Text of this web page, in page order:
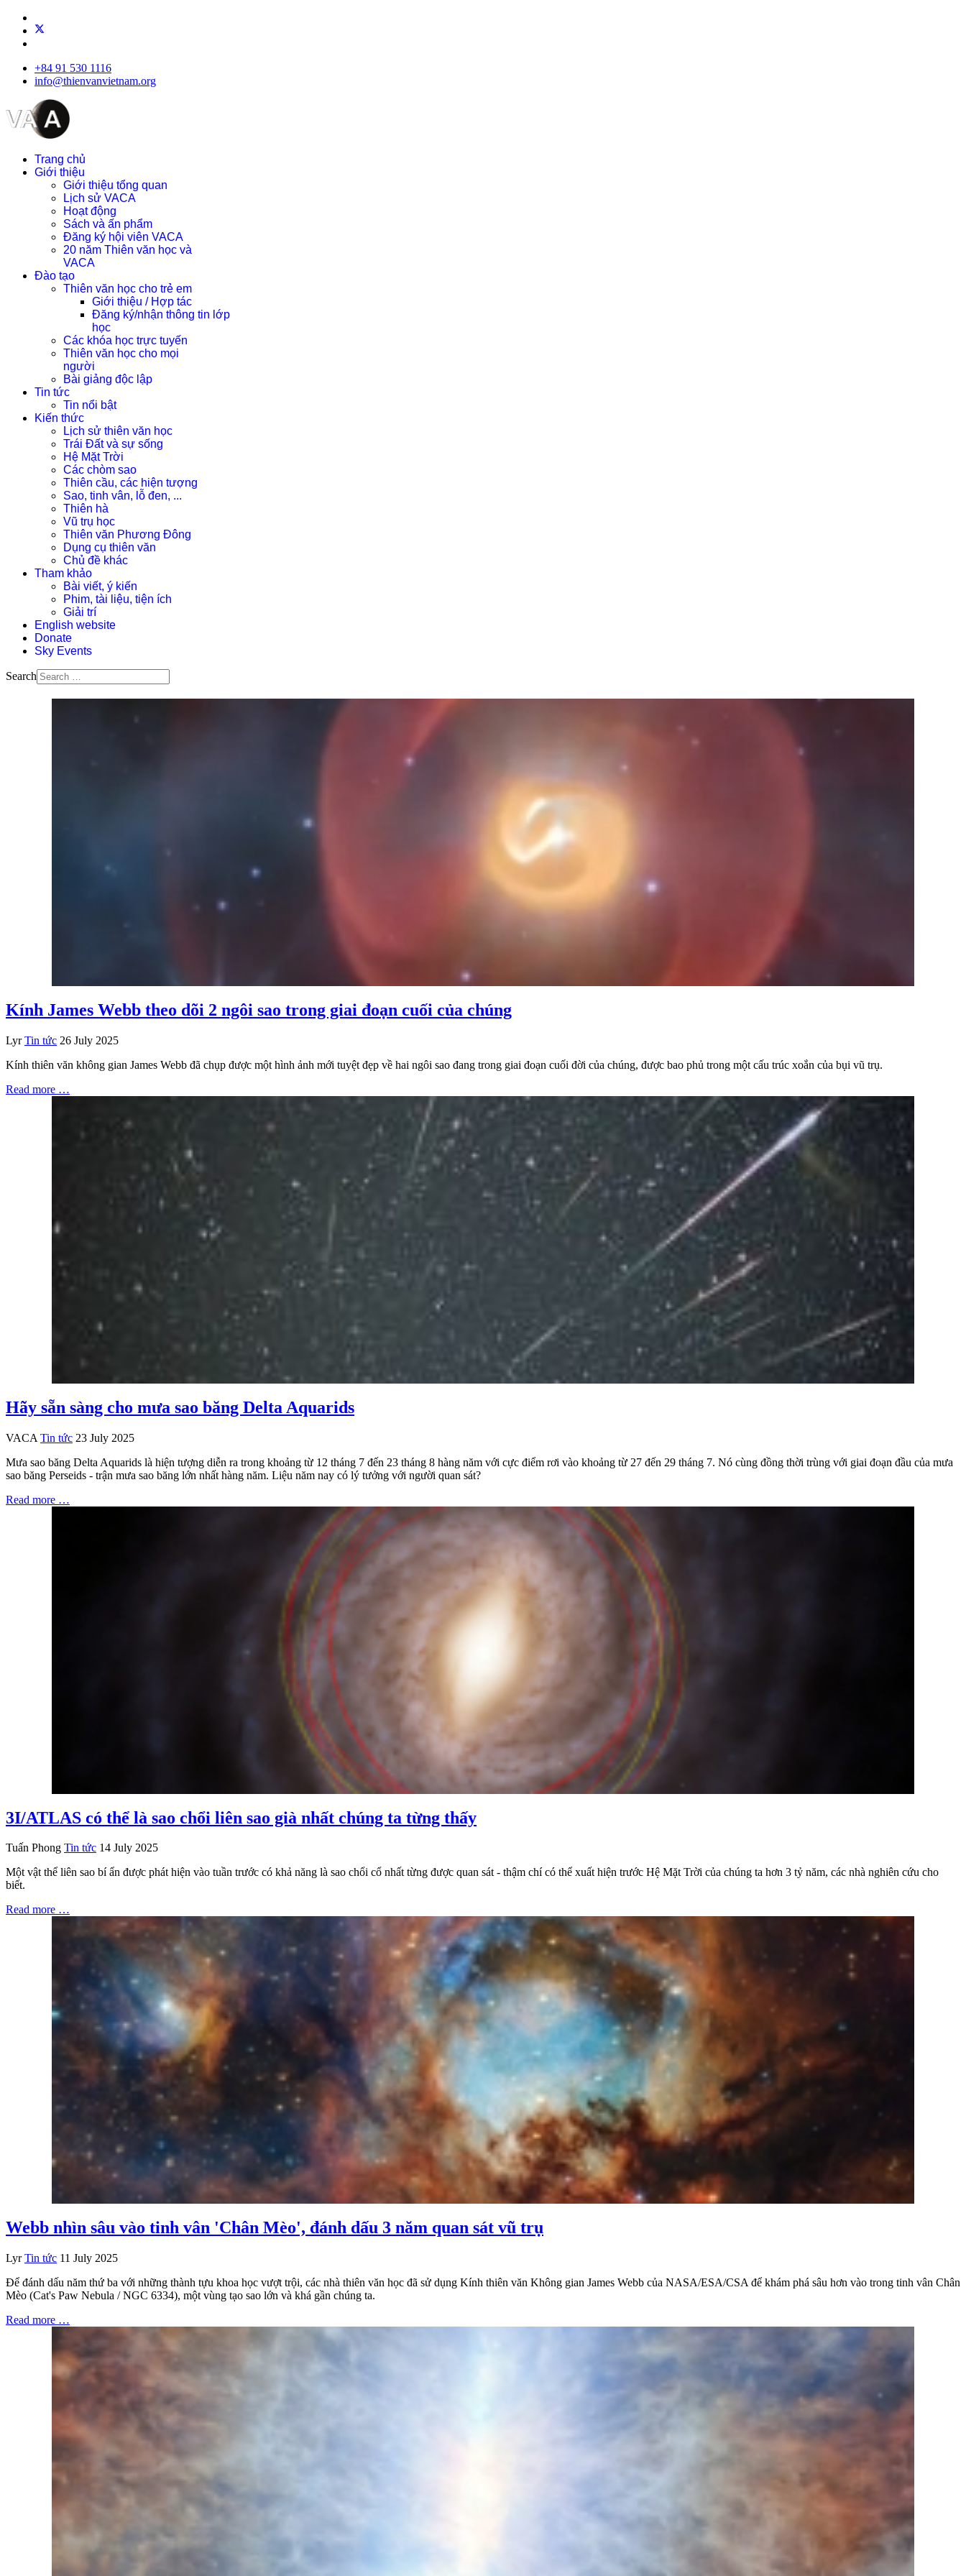
+84 91 530 1116
info@thienvanvietnam.org
Trang chủ
Giới thiệu
Giới thiệu tổng quan
Lịch sử VACA
Hoạt động
Sách và ấn phẩm
Đăng ký hội viên VACA
20 năm Thiên văn học và
VACA
Đào tạo
Thiên văn học cho trẻ em
Giới thiệu / Hợp tác
Đăng ký/nhận thông tin lớp
học
Các khóa học trực tuyến
Thiên văn học cho mọi
người
Bài giảng độc lập
Tin tức
Tin nổi bật
Kiến thức
Lịch sử thiên văn học
Trái Đất và sự sống
Hệ Mặt Trời
Các chòm sao
Thiên cầu, các hiện tượng
Sao, tinh vân, lỗ đen, ...
Thiên hà
Vũ trụ học
Thiên văn Phương Đông
Dụng cụ thiên văn
Chủ đề khác
Tham khảo
Bài viết, ý kiến
Phim, tài liệu, tiện ích
Giải trí
English website
Donate
Sky Events
Search
Kính James Webb theo dõi 2 ngôi sao trong giai đoạn cuối của chúng
Lyr Tin tức 26 July 2025
Kính thiên văn không gian James Webb đã chụp được một hình ảnh mới tuyệt đẹp về hai ngôi sao đang trong giai đoạn cuối đời của chúng, được bao phủ trong một cấu trúc xoắn của bụi vũ trụ.
Read more …
Hãy sẵn sàng cho mưa sao băng Delta Aquarids
VACA Tin tức 23 July 2025
Mưa sao băng Delta Aquarids là hiện tượng diễn ra trong khoảng từ 12 tháng 7 đến 23 tháng 8 hàng năm với cực điểm rơi vào khoảng từ 27 đến 29 tháng 7. Nó cùng đồng thời trùng với giai đoạn đầu của mưa
sao băng Perseids - trận mưa sao băng lớn nhất hàng năm. Liệu năm nay có lý tưởng với người quan sát?
Read more …
3I/ATLAS có thể là sao chổi liên sao già nhất chúng ta từng thấy
Tuấn Phong Tin tức 14 July 2025
Một vật thể liên sao bí ẩn được phát hiện vào tuần trước có khả năng là sao chổi cổ nhất từng được quan sát - thậm chí có thể xuất hiện trước Hệ Mặt Trời của chúng ta hơn 3 tỷ năm, các nhà nghiên cứu cho
biết.
Read more …
Webb nhìn sâu vào tinh vân 'Chân Mèo', đánh dấu 3 năm quan sát vũ trụ
Lyr Tin tức 11 July 2025
Để đánh dấu năm thứ ba với những thành tựu khoa học vượt trội, các nhà thiên văn học đã sử dụng Kính thiên văn Không gian James Webb của NASA/ESA/CSA để khám phá sâu hơn vào trong tinh vân Chân
Mèo (Cat's Paw Nebula / NGC 6334), một vùng tạo sao lớn và khá gần chúng ta.
Read more …